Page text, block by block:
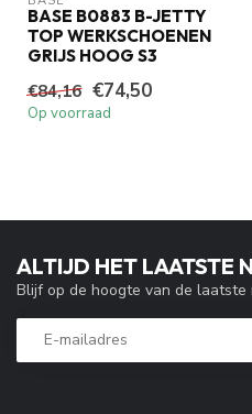
BASE B0883 B-JETTY
TOP WERKSCHOENEN
GRIJS HOOG S3
€84,16 €74,50
Op voorraad
ALTIJD HET LAATSTE
Blijf op de hoogte van de laatste